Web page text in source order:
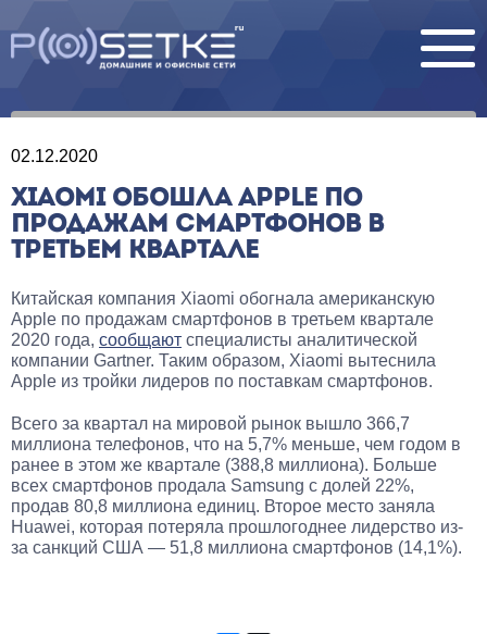
02.12.2020
XIAOMI ОБОШЛА APPLE ПО
ПРОДАЖАМ СМАРТФОНОВ В
ТРЕТЬЕМ КВАРТАЛЕ
Китайская компания Xiaomi обогнала американскую
Apple по продажам смартфонов в третьем квартале
2020 года, сообщают специалисты аналитической
компании Gartner. Таким образом, Xiaomi вытеснила
Apple из тройки лидеров по поставкам смартфонов.
Всего за квартал на мировой рынок вышло 366,7
миллиона телефонов, что на 5,7% меньше, чем годом в
ранее в этом же квартале (388,8 миллиона). Больше
всех смартфонов продала Samsung с долей 22%,
продав 80,8 миллиона единиц. Второе место заняла
Huawei, которая потеряла прошлогоднее лидерство из-
за санкций США — 51,8 миллиона смартфонов (14,1%).